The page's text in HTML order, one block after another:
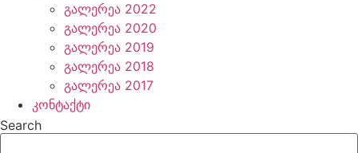
გალერეა 2022
გალერეა 2020
გალერეა 2019
გალერეა 2018
გალერეა 2017
კონტაქტი
Search